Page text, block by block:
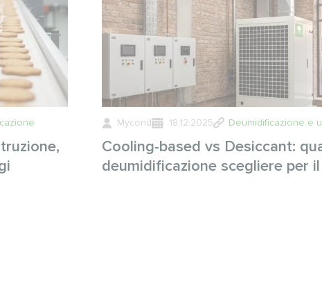
Mycond 18.12.2025 Deumidificazione e
Cooling-based vs Desiccant:
deumidificazione scegliere per